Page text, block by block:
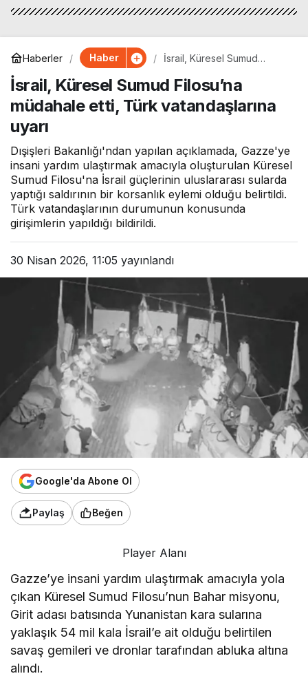
Haberler Haber
İsrail, Küresel Sumud
Türk vatandaşlarına uyarı
İsrail, Küresel Sumud Filosu’na
müdahale etti, Türk vatandaşlarına
uyarı
Dışişleri Bakanlığı'ndan yapılan açıklamada, Gazze'ye
insani yardım ulaştırmak amacıyla oluşturulan Küresel
Sumud Filosu'na İsrail güçlerinin uluslararası sularda
yaptığı saldırının bir korsanlık eylemi olduğu belirtildi.
Türk vatandaşlarının durumunun konusunda
girişimlerin yapıldığı bildirildi.
30 Nisan 2026, 11:05 yayınlandı
Google'da Abone Ol
Paylaş Beğen
Player Alanı
Gazze’ye insani yardım ulaştırmak amacıyla yola
çıkan Küresel Sumud Filosu’nun Bahar misyonu,
Girit adası batısında Yunanistan kara sularına
yaklaşık 54 mil kala İsrail’e ait olduğu belirtilen
savaş gemileri ve dronlar tarafından abluka altına
alındı.